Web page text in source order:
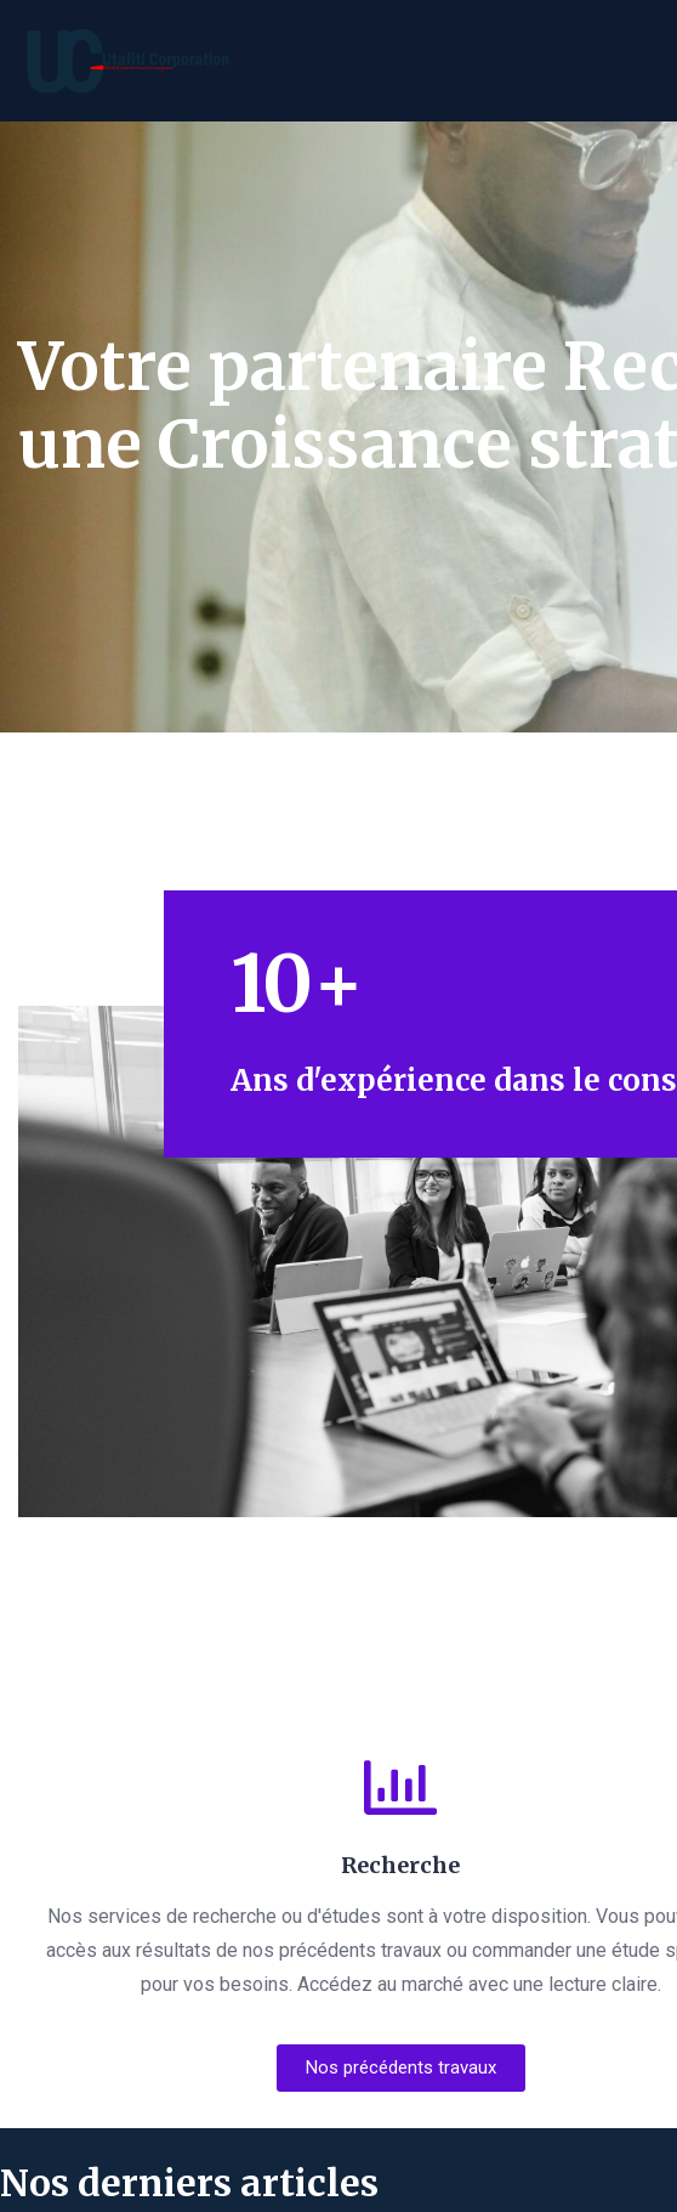
Votre partenaire
une Croissance
10+
Ans d'expérience dans le
Recherche
Nos services de recherche ou d'études sont à votre disposition. Vous
accès aux résultats de nos précédents travaux ou commander une étude
pour vos besoins. Accédez au marché avec une lecture claire.
Nos précédents travaux
Nos derniers articles